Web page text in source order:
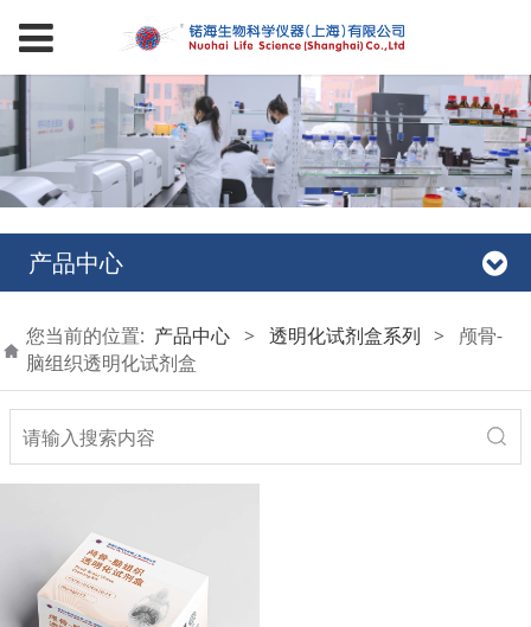
产品中心
您当前的位置: 产品中心 > 透明化试剂盒系列 >
颅骨-
脑组织透明化试剂盒